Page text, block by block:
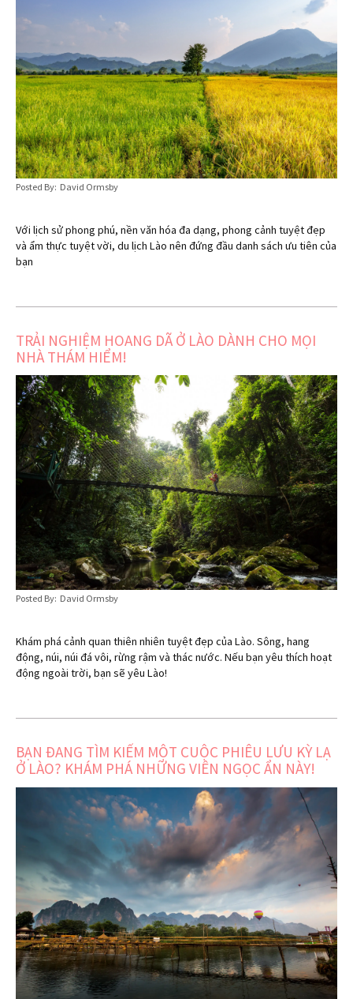
Posted By: David Ormsby
Với lịch sử phong phú, nền văn hóa đa dạng, phong cảnh tuyệt đẹp
và ẩm thực tuyệt vời, du lịch Lào nên đứng đầu danh sách ưu tiên của
bạn
TRẢI NGHIỆM HOANG DÃ Ở LÀO DÀNH CHO MỌI
NHÀ THÁM HIỂM!
Posted By: David Ormsby
Khám phá cảnh quan thiên nhiên tuyệt đẹp của Lào. Sông, hang
động, núi, núi đá vôi, rừng rậm và thác nước. Nếu bạn yêu thích hoạt
động ngoài trời, bạn sẽ yêu Lào!
BẠN ĐANG TÌM KIẾM MỘT CUỘC PHIÊU LƯU KỲ LẠ
Ở LÀO? KHÁM PHÁ NHỮNG VIÊN NGỌC ẨN NÀY!